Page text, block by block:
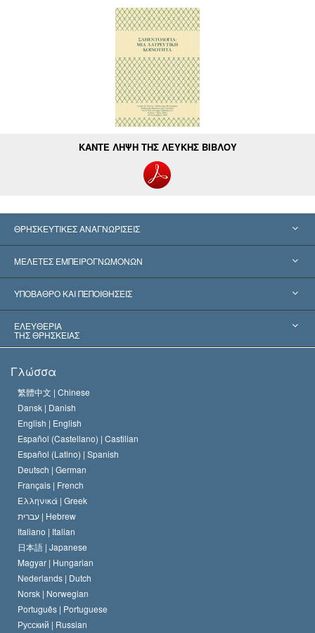
ΚΑΝΤΕ ΛΗΨΗ ΤΗΣ ΛΕΥΚΗΣ ΒΙΒΛΟΥ
ΘΡΗΣΚΕΥΤΙΚΕΣ ΑΝΑΓΝΩΡΙΣΕΙΣ
Ηνωμένες Πολιτείες
Παγκόσμιες Αναγνωρίσεις
Αποφάσεις-Ορόσημα
ΜΕΛΕΤΕΣ ΕΜΠΕΙΡΟΓΝΩΜΟΝΩΝ
Πραγματογνωμοσύ­νες ανά Κατηγορία
Σπουδαιότεροι Εμπειρογνώμονες του Κόσμου
ΥΠΟΒΑΘΡΟ ΚΑΙ ΠΕΠΟΙΘΗΣΕΙΣ
Λ. Ρον Χάμπαρντ
Το Πιστεύω της Εκκλησίας της Σαηεντολογίας
Ο Κώδικας του Σαηεντολόγου
Ντέιβιντ Μισκάβιτς
ΕΛΕΥΘΕΡΙΑ
ΤΗΣ ΘΡΗΣΚΕΙΑΣ
Ελευθερία της Θρησκείας;
Πρότυπα που αναφέρονται στα Ανθρώπινα Δικαιώματα
Διεθνώς
Διακήρυξη περί της Θρησκείας
Γλώσσα
繁體中文 | Chinese
Dansk | Danish
English | English
Español (Castellano) | Castilian
Español (Latino) | Spanish
Deutsch | German
Français | French
Ελληνικά | Greek
עברית | Hebrew
Italiano | Italian
日本語 | Japanese
Magyar | Hungarian
Nederlands | Dutch
Norsk | Norwegian
Português | Portuguese
Русский | Russian